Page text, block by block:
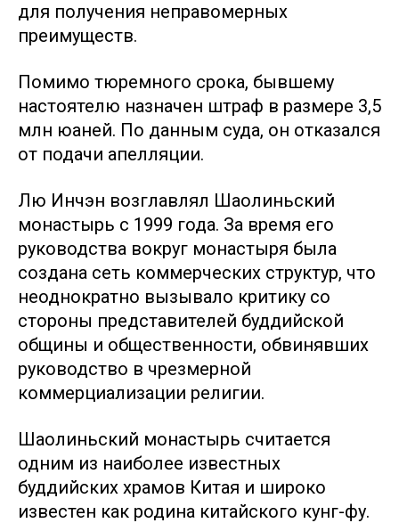
для получения неправомерных
преимуществ.
Помимо тюремного срока, бывшему
настоятелю назначен штраф в размере 3,5
млн юаней. По данным суда, он отказался
от подачи апелляции.
Лю Инчэн возглавлял Шаолиньский
монастырь с 1999 года. За время его
руководства вокруг монастыря была
создана сеть коммерческих структур, что
неоднократно вызывало критику со
стороны представителей буддийской
общины и общественности, обвинявших
руководство в чрезмерной
коммерциализации религии.
Шаолиньский монастырь считается
одним из наиболее известных
буддийских храмов Китая и широко
известен как родина китайского кунг-фу.